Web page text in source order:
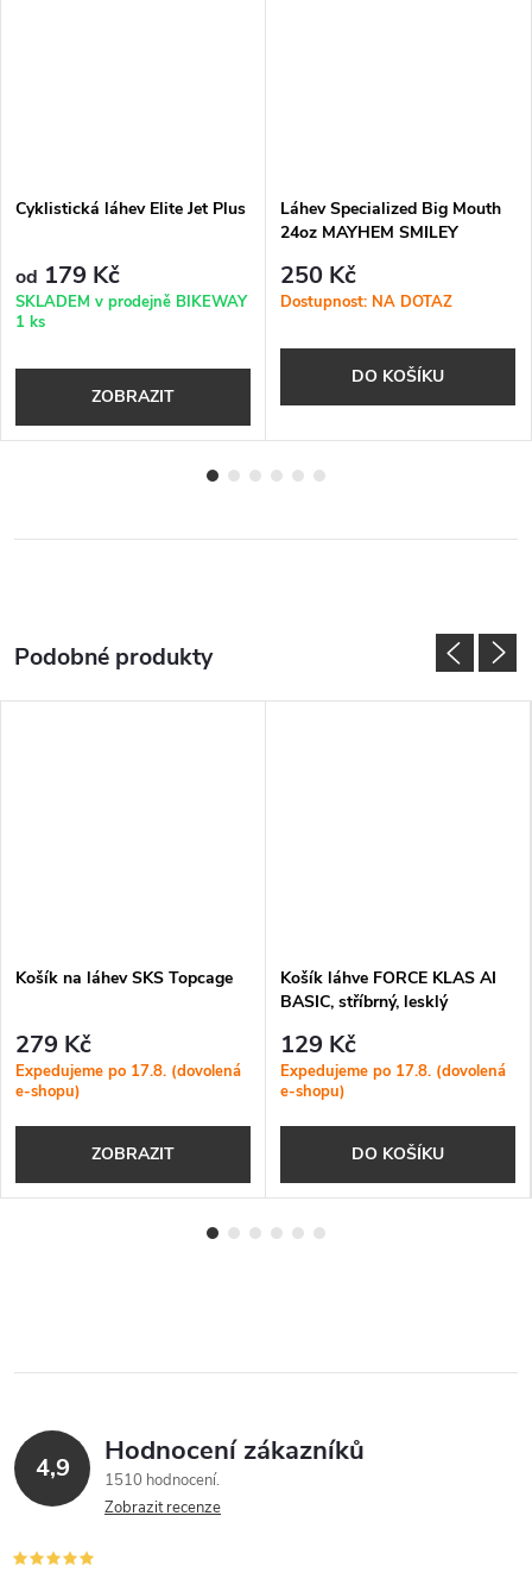
Cyklistická láhev Elite Jet Plus
od 179 Kč
SKLADEM v prodejně BIKEWAY
1 ks
ZOBRAZIT
Láhev Specialized Big Mouth
24oz MAYHEM SMILEY
250 Kč
Dostupnost: NA DOTAZ
DO KOŠÍKU
Košík na láhev SKS Topcage
279 Kč
Expedujeme po 17.8. (dovolená
e-shopu)
ZOBRAZIT
Košík láhve FORCE KLAS AI
BASIC, stříbrný, lesklý
129 Kč
Expedujeme po 17.8. (dovolená
e-shopu)
DO KOŠÍKU
4,9 Hodnocení zákazníků
1510 hodnocení
Zobrazit recenze